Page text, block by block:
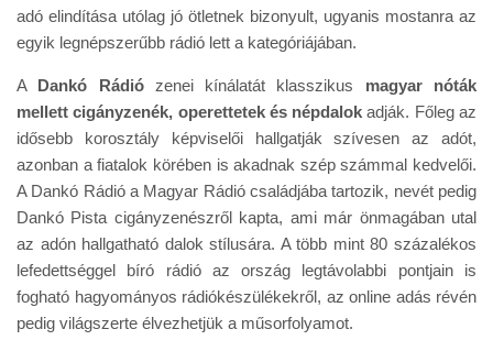
adó elindítása utólag jó ötletnek bizonyult, ugyanis mostanra az
egyik legnépszerűbb rádió lett a kategóriájában.
A Dankó Rádiózenei kínálatát klasszikus magyar nóták
mellett cigányzenék, operettetek és népdalok adják. Főleg az
idősebb korosztály képviselői hallgatják szívesen az adót,
azonban a fiatalok körében is akadnak szép számmal kedvelői.
A Dankó Rádió a Magyar Rádió családjába tartozik, nevét pedig
Dankó Pista cigányzenészről kapta, ami már önmagában utal
az adón hallgatható dalok stílusára. A több mint 80 százalékos
lefedettséggel bíró rádió az ország legtávolabbi pontjain is
fogható hagyományos rádiókészülékekről, az online adás révén
pedig világszerte élvezhetjük a műsorfolyamot.